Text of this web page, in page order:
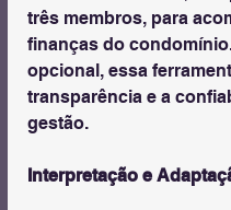
três membros, para
finanças do
opcional, essa
transparência e a
gestão.
Interpretação e